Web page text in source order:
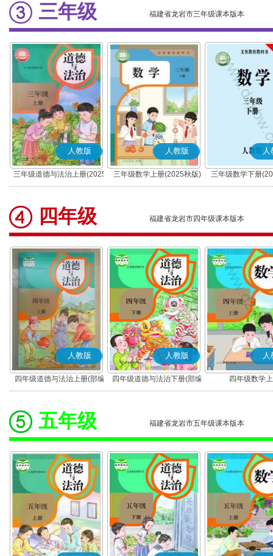
三年级 福建省龙岩市三年级课本版本
人教版
三年级道德与法治上册(2025
秋版)(部编版)
人教版
三年级数学上册(2025秋版)
人
三年级数学下册
四年级 福建省龙岩市四年级课本版本
人教版
四年级道德与法治上册(部编
版)
人教版
四年级道德与法治下册(部编
版)
人
四年级数学
五年级 福建省龙岩市五年级课本版本